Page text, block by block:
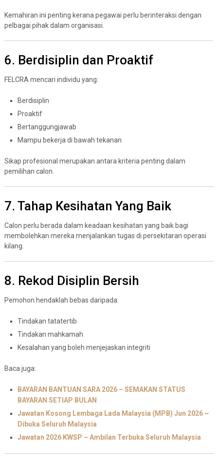
Kemahiran ini penting kerana pegawai perlu berinteraksi dengan
pelbagai pihak dalam organisasi.
6. Berdisiplin dan Proaktif
FELCRA mencari individu yang:
Berdisiplin
Proaktif
Bertanggungjawab
Mampu bekerja di bawah tekanan
Sikap profesional merupakan antara kriteria penting dalam
pemilihan calon.
7. Tahap Kesihatan Yang Baik
Calon perlu berada dalam keadaan kesihatan yang baik bagi
membolehkan mereka menjalankan tugas di persekitaran operasi
kilang.
8. Rekod Disiplin Bersih
Pemohon hendaklah bebas daripada:
Tindakan tatatertib
Tindakan mahkamah
Kesalahan yang boleh menjejaskan integriti
Baca juga:
BAYARAN BANTUAN SARA 2026 – SEMAKAN STATUS
BAYARAN SETIAP BULAN
Jawatan Kosong Lembaga Lada Malaysia (MPB) Jun 2026 ~
Dibuka Seluruh Malaysia
Jawatan 2026 KWSP – Ambilan Terbuka Seluruh Malaysia